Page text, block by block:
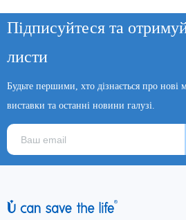
Підписуйтеся та
листи
Будьте першими, хто дізнається про нові
виставки та останні новини галузі.